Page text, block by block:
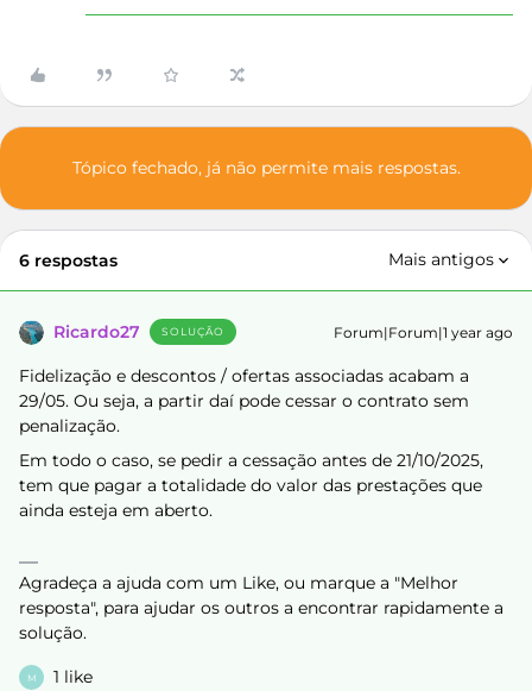
Tópico fechado, já não permite mais respostas.
6 respostas Mais antigos
Ricardo27 SOLUÇÃO Forum|Forum|1 year ago
Fidelização e descontos / ofertas associadas acabam a
29/05. Ou seja, a partir daí pode cessar o contrato sem
penalização.
Em todo o caso, se pedir a cessação antes de 21/10/2025,
tem que pagar a totalidade do valor das prestações que
ainda esteja em aberto.
Agradeça a ajuda com um Like, ou marque a "Melhor
resposta", para ajudar os outros a encontrar rapidamente a
solução.
M 1 like